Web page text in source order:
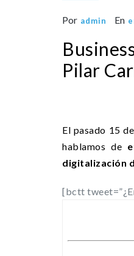
Por admin En
Pilar
El pasado 15
hablamos de
digitalización
[bctt